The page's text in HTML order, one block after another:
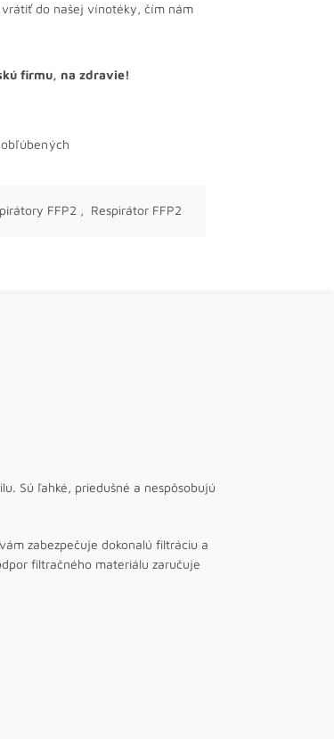
do našej vínotéky, čím nám
firmu, na zdravie!
FFP2 , Respirátor FFP2
Sú ľahké, priedušné a nespôsobujú
zabezpečuje dokonalú filtráciu a
filtračného materiálu zaručuje